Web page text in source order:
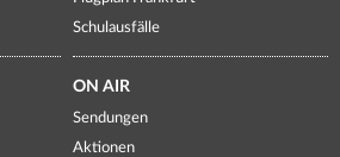
Schulausfälle
ON AIR
Sendungen
Aktionen